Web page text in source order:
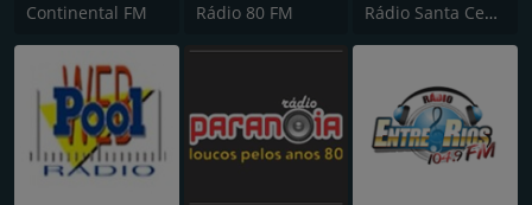
Continental FM Rádio 80 FM Rádio Santa Cecília FM 107.7